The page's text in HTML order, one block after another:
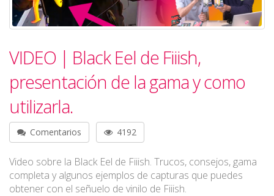
VIDEO | Black Eel de Fiiish,
presentación de la gama y como
utilizarla.
Comentarios 4192
Video sobre la Black Eel de Fiiish. Trucos, consejos, gama
completa y algunos ejemplos de capturas que puedes
obtener con el señuelo de vinilo de Fiiish.